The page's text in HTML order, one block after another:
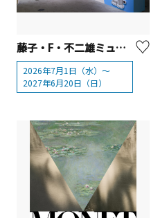
藤子・F・不二雄ミュージアム開館15周年記念 ドラえも～ん！願いをかなえるひみつ道具展【川崎市】
2026年7月1日（水）～
2027年6月20日（日）